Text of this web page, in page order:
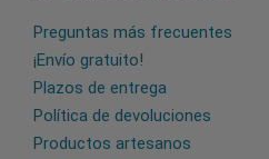
Preguntas más frecuentes
¡Envío gratuito!
Plazos de entrega
Política de devoluciones
Productos artesanos